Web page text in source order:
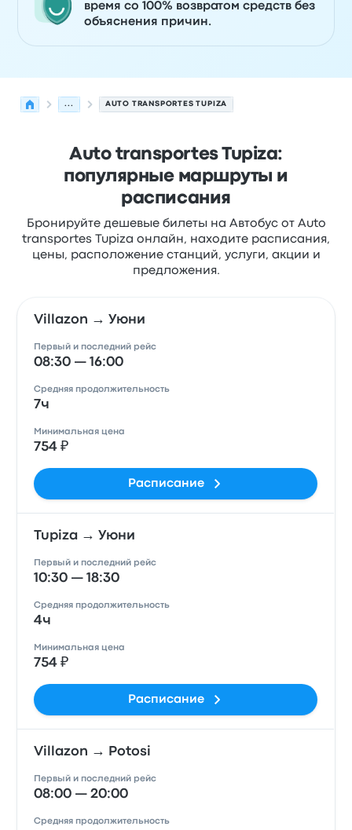
время со 100% возвратом средств без
объяснения причин.
... AUTO TRANSPORTES TUPIZA
Auto transportes Tupiza:
популярные маршруты и
расписания
Бронируйте дешевые билеты на Автобус от Auto
transportes Tupiza онлайн, находите расписания,
цены, расположение станций, услуги, акции и
предложения.
Villazon → Уюни
Первый и последний рейс
08:30 — 16:00
Средняя продолжительность
7ч
Минимальная цена
754 ₽
Расписание
Tupiza → Уюни
Первый и последний рейс
10:30 — 18:30
Средняя продолжительность
4ч
Минимальная цена
754 ₽
Расписание
Villazon → Potosi
Первый и последний рейс
08:00 — 20:00
Средняя продолжительность